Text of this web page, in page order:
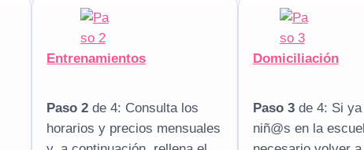
Entrenamientos
Paso 2 de 4: Consulta los
horarios y precios mensuales
Domiciliación
Paso 3de 4: Si ya
niñ@s en la